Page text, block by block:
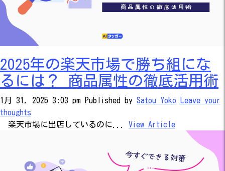
2025年の楽天市場で勝ち組にな
るには？ 商品属性の徹底活用術
1月 31, 2025 3:03 pm Published by Satou Yoko
Leave your
thoughts
楽天市場に出店しているのに... View Article